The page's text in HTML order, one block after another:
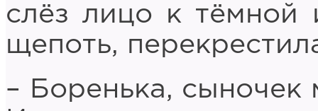
слёз лицо к тёмной
щепоть,
– Боренька, сыночек